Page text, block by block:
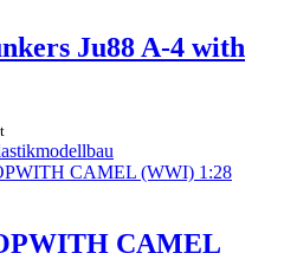
Ju88 A-4 with
CAMEL